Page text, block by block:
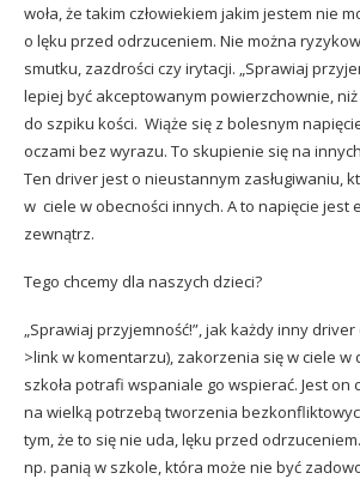
woła, że takim człowiekiem jakim jestem nie
o lęku przed odrzuceniem. Nie można
smutku, zazdrości czy irytacji. „Sprawiaj
lepiej być akceptowanym powierzchownie,
do szpiku kości. Wiąże się z bolesnym
oczami bez wyrazu. To skupienie się na
Ten driver jest o nieustannym zasługiwaniu,
w ciele w obecności innych. A to napięcie jest
zewnątrz.
Tego chcemy dla naszych dzieci?
„Sprawiaj przyjemność!”, jak każdy inny
>link w komentarzu), zakorzenia się w ciele w
szkoła potrafi wspaniale go wspierać. Jest on
na wielką potrzebą tworzenia
tym, że to się nie uda, lęku przed
np. panią w szkole, która może nie być